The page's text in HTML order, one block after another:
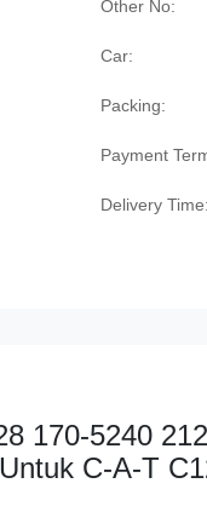
Other No:
Car:
Packing:
Payment
Delivery Time:
170-5240
C-A-T